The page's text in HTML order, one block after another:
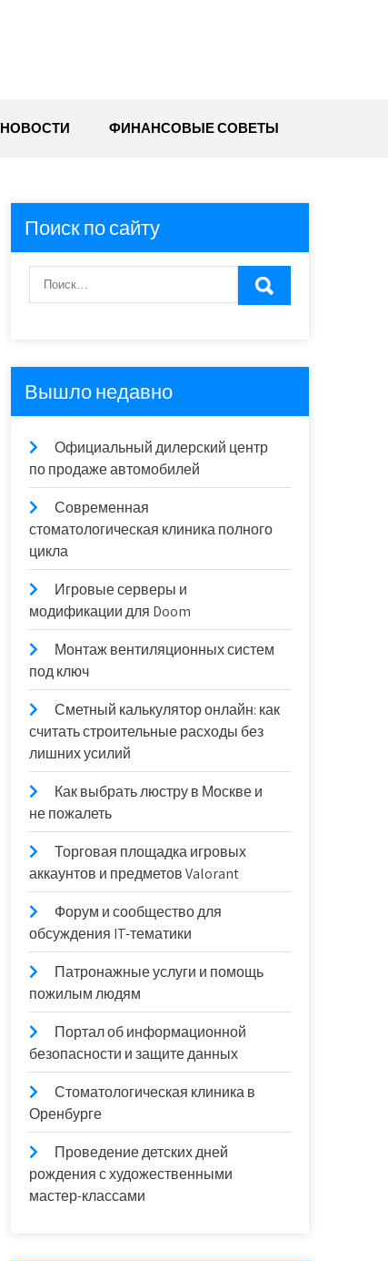
НОВОСТИ ФИНАНСОВЫЕ СОВЕТЫ
Поиск по сайту
Вышло недавно
Официальный дилерский центр
по продаже автомобилей
Современная
стоматологическая клиника полного
цикла
Игровые серверы и
модификации для Doom
Монтаж вентиляционных систем
под ключ
Сметный калькулятор онлайн: как
считать строительные расходы без
лишних усилий
Как выбрать люстру в Москве и
не пожалеть
Торговая площадка игровых
аккаунтов и предметов Valorant
Форум и сообщество для
обсуждения IT-тематики
Патронажные услуги и помощь
пожилым людям
Портал об информационной
безопасности и защите данных
Стоматологическая клиника в
Оренбурге
Проведение детских дней
рождения с художественными
мастер-классами